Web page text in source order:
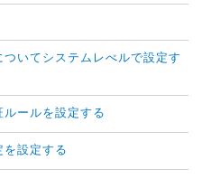
いてシステムレべルで設定す
ールを設定する
を設定する